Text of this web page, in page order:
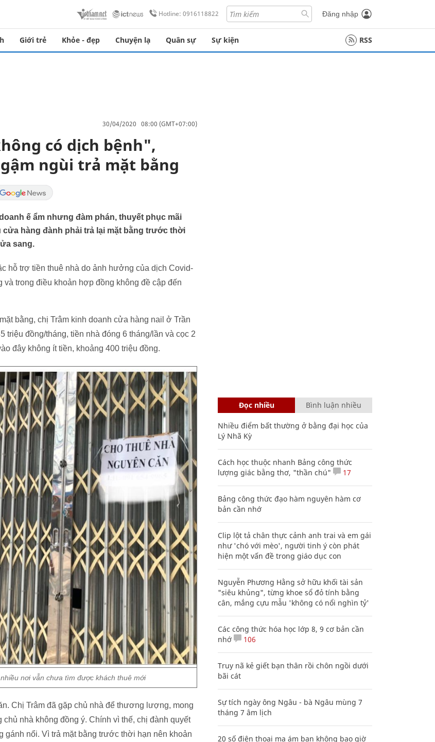
Hotline: 0916118822 Đăng nhập
Giới trẻ Khỏe - đẹp Chuyện lạ Quân sự Sự kiện RSS
30/04/2020 08:00 (GMT+07:00)
có dịch bệnh",
ngùi trả mặt bằng
ế ẩm nhưng đàm phán, thuyết phục mãi
hàng đành phải trả lại mặt bằng trước thời
sang.
hỗ trợ tiền thuê nhà do ảnh hưởng của dịch Covid-
trong điều khoản hợp đồng không đề cập đến
bằng, chị Trâm kinh doanh cửa hàng nail ở Trần
triệu đồng/tháng, tiền nhà đóng 6 tháng/lần và cọc 2
đây không ít tiền, khoảng 400 triệu đồng.
nơi vẫn chưa tìm được khách thuê mới
Chị Trâm đã gặp chủ nhà để thương lượng, mong
nhà không đồng ý. Chính vì thế, chị đành quyết
gánh nổi. Vì trả mặt bằng trước thời hạn nên khoản
Đọc nhiều Bình luận nhiều
Nhiều điểm bất thường ở bằng đại học của
Lý Nhã Kỳ
Cách học thuộc nhanh Bảng công thức
lượng giác bằng thơ, "thần chú"
17
Bảng công thức đạo hàm nguyên hàm cơ
bản cần nhớ
Clip lột tả chân thực cảnh anh trai và em gái
như 'chó với mèo', người tinh ý còn phát
hiện một vấn đề trong giáo dục con
Nguyễn Phương Hằng sở hữu khối tài sản
"siêu khủng", từng khoe sổ đỏ tính bằng
cân, mắng cựu mẫu 'không có nổi nghìn tỷ'
Các công thức hóa học lớp 8, 9 cơ bản cần
nhớ
106
Truy nã kẻ giết bạn thân rồi chôn ngồi dưới
bãi cát
Sự tích ngày ông Ngâu - bà Ngâu mùng 7
tháng 7 âm lịch
20 số điện thoại ma ám bạn không bao giờ